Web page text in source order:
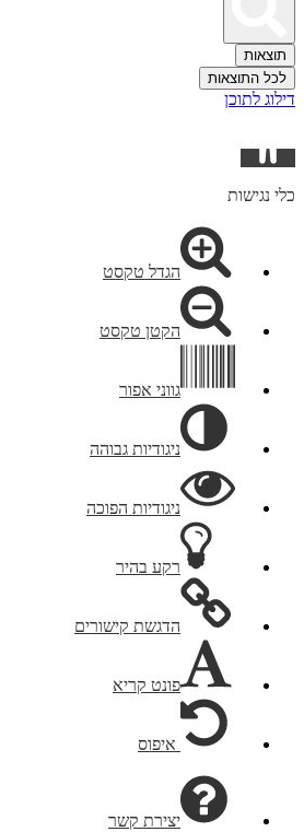
תוצאות
לכל התוצאות
דילוג לתוכן
נגישות
כלי נגישות
הגדל טקסט
הקטן טקסט
גווני אפור
ניגודיות גבוהה
ניגודיות הפוכה
רקע בהיר
הדגשת קישורים
פונט קריא
איפוס
יצירת קשר